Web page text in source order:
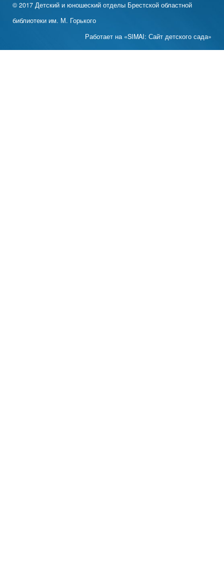
© 2017 Детский и юношеский отделы Брестской областной
библиотеки им. М. Горького
Работает на «SIMAI: Сайт детского сада»